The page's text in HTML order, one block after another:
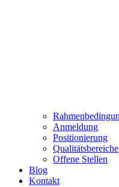
Anmeldung
Positionierung
Qualitätsbereiche
Offene Stellen
Blog
Kontakt